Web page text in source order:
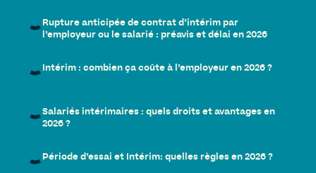
Rupture anticipée de contrat d’intérim par
l’employeur ou le salarié : préavis et délai en 2026
Intérim : combien ça coûte à l’employeur en 2026 ?
Salariés intérimaires : quels droits et avantages en
2026 ?
Période d’essai et Intérim: quelles règles en 2026 ?